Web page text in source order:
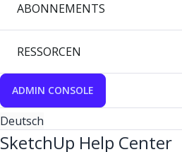
ABONNEMENTS
RESSORCEN
ADMIN CONSOLE
Deutsch
SketchUp Help Center